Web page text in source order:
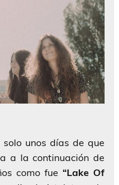
unos días de que
a la continuación de
como fue “Lake Of